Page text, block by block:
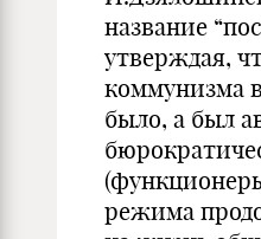
название
утверждая,
коммунизма
было, а был
режима